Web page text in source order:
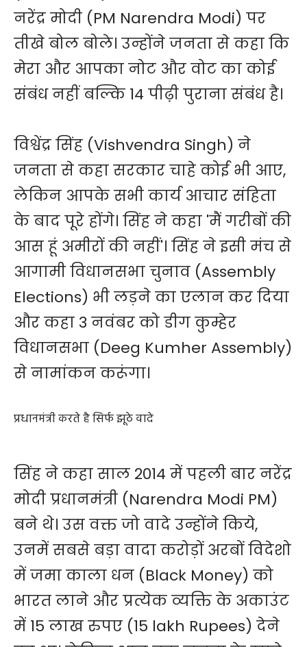
नरेंद्र मोदी (PM Narendra Modi) पर
तीखे बोल बोले। उन्होंने जनता से कहा कि
मेरा और आपका नोट और वोट का कोई
संबंध नहीं बल्कि 14 पीढ़ी पुराना संबंध है।
विश्वेंद्र सिंह (Vishvendra Singh) ने
जनता से कहा सरकार चाहे कोई भी आए,
लेकिन आपके सभी कार्य आचार संहिता
के बाद पूरे होंगे। सिंह ने कहा 'मैं गरीबों की
आस हूं अमीरों की नहीं'। सिंह ने इसी मंच से
आगामी विधानसभा चुनाव (Assembly
Elections) भी लड़ने का एलान कर दिया
और कहा 3 नवंबर को डीग कुम्हेर
विधानसभा (Deeg Kumher Assembly)
से नामांकन करूंगा।
प्रधानमंत्री करते है सिर्फ झूठे वादे
सिंह ने कहा साल 2014 में पहली बार नरेंद्र
मोदी प्रधानमंत्री (Narendra Modi PM)
बने थे। उस वक्त जो वादे उन्होंने किये,
उनमें सबसे बड़ा वादा करोड़ों अरबों विदेशो
में जमा काला धन (Black Money) को
भारत लाने और प्रत्येक व्यक्ति के अकाउंट
में 15 लाख रुपए (15 lakh Rupees) देने